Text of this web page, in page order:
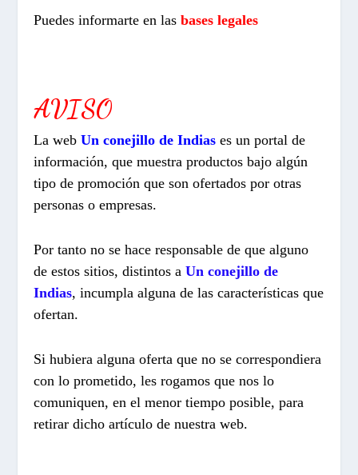
Puedes informarte en lasbases legales
AVISO
La webUn conejillo de Indias es un portal de
información, que muestra productos bajo algún
tipo de promoción que son ofertados por otras
personas o empresas.
Por tanto no se hace responsable de que alguno
de estos sitios, distintos aUn conejillo de
Indias, incumpla alguna de las características que
ofertan.
Si hubiera alguna oferta que no se correspondiera
con lo prometido, les rogamos que nos lo
comuniquen, en el menor tiempo posible, para
retirar dicho artículo de nuestra web.